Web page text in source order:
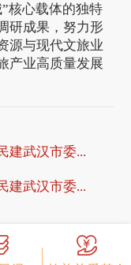
核心载体的独特
研成果，努力形
源与现代文旅业
产业高质量发展
建武汉市委...
建武汉市委...